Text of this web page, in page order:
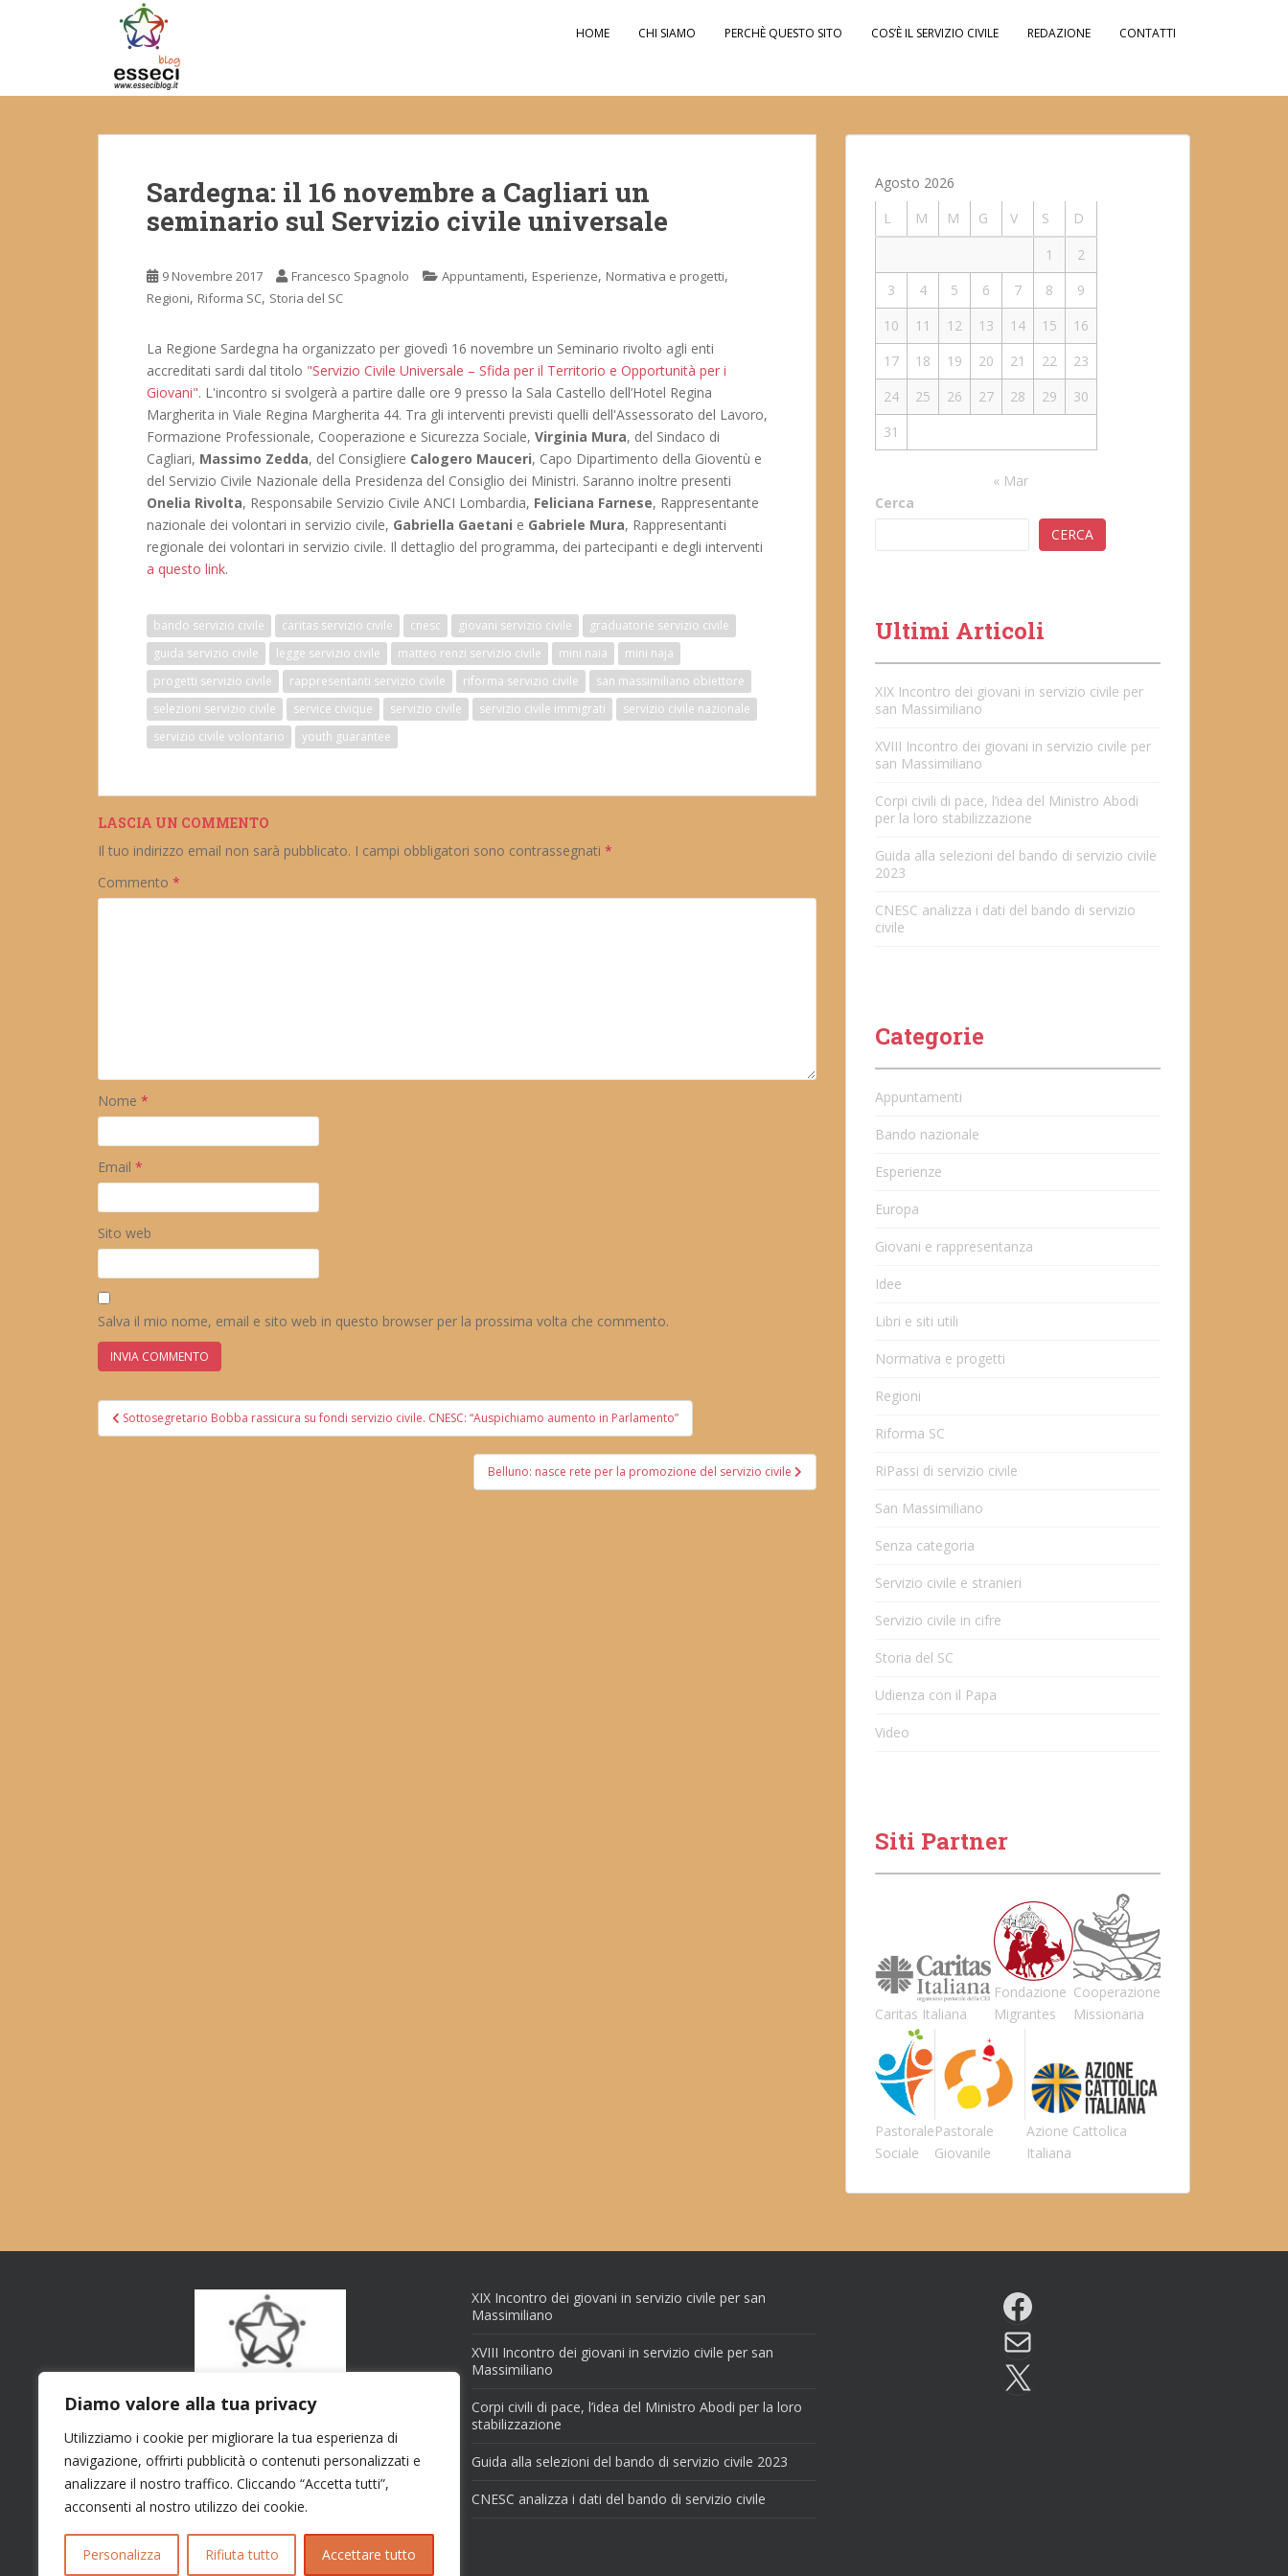
Diamo valore alla tua privacy
Utilizziamo i cookie per migliorare la tua esperienza di
navigazione, offrirti pubblicità o contenuti personalizzati e
analizzare il nostro traffico. Cliccando “Accetta tutti”,
acconsenti al nostro utilizzo dei cookie.
Personalizza Rifiuta tutto Accettare tutto
t
HOME CHI SIAMO PERCHÈ QUESTO SITO COS’È IL SERVIZIO CIVILE REDAZIONE CONTATTI
Sardegna: il 16 novembre a Cagliari un
seminario sul Servizio civile universale
9 Novembre 2017 Francesco Spagnolo Appuntamenti, Esperienze, Normativa e progetti,
Regioni, Riforma SC, Storia del SC
La Regione Sardegna ha organizzato per giovedì 16 novembre un Seminario rivolto agli enti
accreditati sardi dal titolo "Servizio Civile Universale – Sfida per il Territorio e Opportunità per i
Giovani". L'incontro si svolgerà a partire dalle ore 9 presso la Sala Castello dell’Hotel Regina
Margherita in Viale Regina Margherita 44. Tra gli interventi previsti quelli dell'Assessorato del Lavoro,
Formazione Professionale, Cooperazione e Sicurezza Sociale, Virginia Mura, del Sindaco di
Cagliari, Massimo Zedda, del Consigliere Calogero Mauceri, Capo Dipartimento della Gioventù e
del Servizio Civile Nazionale della Presidenza del Consiglio dei Ministri. Saranno inoltre presenti
Onelia Rivolta, Responsabile Servizio Civile ANCI Lombardia, Feliciana Farnese, Rappresentante
nazionale dei volontari in servizio civile, Gabriella Gaetani e Gabriele Mura, Rappresentanti
regionale dei volontari in servizio civile. Il dettaglio del programma, dei partecipanti e degli interventi
a questo link.
bando servizio civile caritas servizio civile cnesc giovani servizio civile
graduatorie servizio civile
guida servizio civile
legge servizio civile matteo renzi servizio civile mini naia
mini naja
progetti servizio civile
rappresentanti servizio civile riforma servizio civile
san massimiliano obiettore
selezioni servizio civile
service civique servizio civile servizio civile immigrati
servizio civile nazionale
servizio civile volontario
youth guarantee
LASCIA UN COMMENTO
Il tuo indirizzo email non sarà pubblicato. I campi obbligatori sono contrassegnati *
Commento *
Nome *
Email *
Sito web
Salva il mio nome, email e sito web in questo browser per la prossima volta che commento.
Navigazione
articoli
Sottosegretario Bobba rassicura su fondi servizio civile. CNESC: “Auspichiamo aumento in Parlamento”
Belluno: nasce rete per la promozione del servizio civile
Agosto 2026
L
M M G V S
D
1
2
3
4 5 6 7 8
9
10
11 12 13 14 15
16
17
18 19 20 21 22
23
24
25 26 27 28 29
30
31
« Mar
Cerca
CERCA
Ultimi Articoli
XIX Incontro dei giovani in servizio civile per
san Massimiliano
XVIII Incontro dei giovani in servizio civile per
san Massimiliano
Corpi civili di pace, l’idea del Ministro Abodi
per la loro stabilizzazione
Guida alla selezioni del bando di servizio civile
2023
CNESC analizza i dati del bando di servizio
civile
Categorie
Appuntamenti
Bando nazionale
Esperienze
Europa
Giovani e rappresentanza
Idee
Libri e siti utili
Normativa e progetti
Regioni
Riforma SC
RiPassi di servizio civile
San Massimiliano
Senza categoria
Servizio civile e stranieri
Servizio civile in cifre
Storia del SC
Udienza con il Papa
Video
Siti Partner
Caritas Italiana
Fondazione
Migrantes
Cooperazione
Missionaria
Pastorale
Sociale
Pastorale
Giovanile
Azione Cattolica
Italiana
XIX Incontro dei giovani in servizio civile per san
Massimiliano
XVIII Incontro dei giovani in servizio civile per san
Massimiliano
Corpi civili di pace, l’idea del Ministro Abodi per la loro
stabilizzazione
Guida alla selezioni del bando di servizio civile 2023
CNESC analizza i dati del bando di servizio civile
Facebook
Email
X